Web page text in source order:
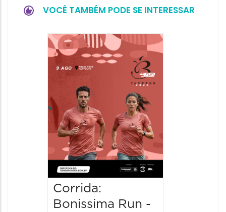
VOCÊ TAMBÉM PODE SE INTERESSAR
Corrida:
Bonissima Run -